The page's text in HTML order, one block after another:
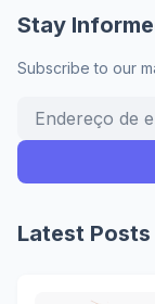
Stay
Subscribe to our
Latest Posts